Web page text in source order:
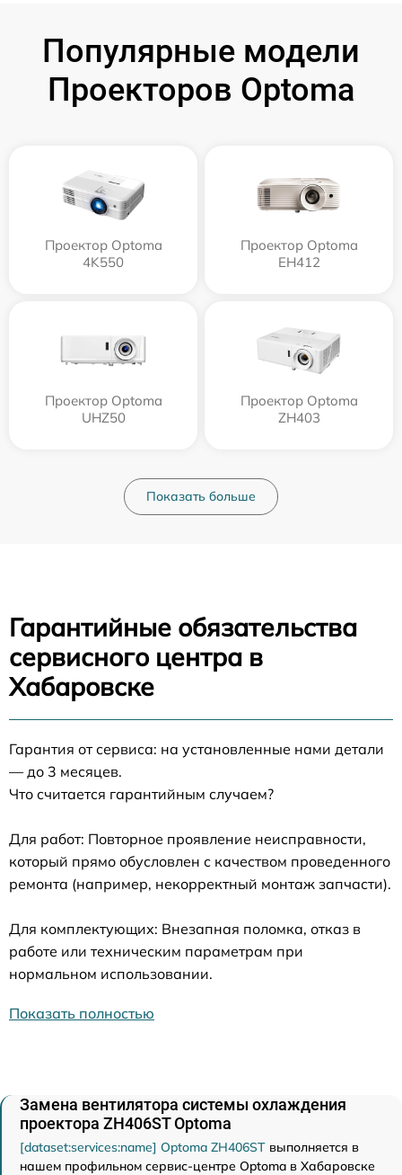
Популярные модели
Проекторов Optoma
Проектор Optoma
4K550
Проектор Optoma
EH412
Проектор Optoma
UHZ50
Проектор Optoma
ZH403
Показать больше
Гарантийные обязательства
сервисного центра в
Хабаровске
Гарантия от сервиса: на установленные нами детали
— до 3 месяцев.
Что считается гарантийным случаем?
Для работ: Повторное проявление неисправности,
который прямо обусловлен с качеством проведенного
ремонта (например, некорректный монтаж запчасти).
Для комплектующих: Внезапная поломка, отказ в
работе или техническим параметрам при
нормальном использовании.
Показать полностью
Замена вентилятора системы охлаждения
проектора ZH406ST Optoma
[dataset:services:name] Optoma ZH406ST выполняется в
нашем профильном сервис-центре Optoma в Хабаровске